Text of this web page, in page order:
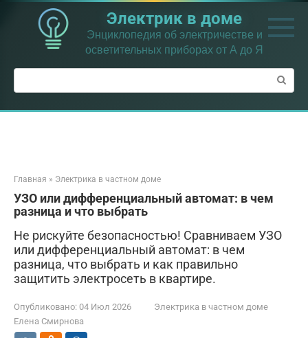
Перейти
контенту
Электрик в доме
Энциклопедия об электричестве и
осветительных приборах от А до Я
Поиск:
Главная » Электрика в частном доме
УЗО или дифференциальный автомат: в чем
разница и что выбрать
Не рискуйте безопасностью! Сравниваем УЗО
или дифференциальный автомат: в чем
разница, что выбрать и как правильно
защитить электросеть в квартире.
Опубликовано: 04 Июл 2026
Электрика в частном доме
Елена Смирнова